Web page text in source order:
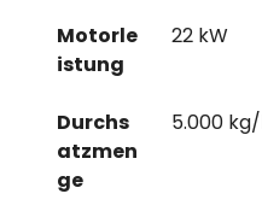
Motorle
istung
22 kW
Durchs
atzmen
ge
5.000